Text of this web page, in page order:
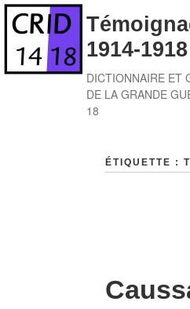
Skip
content
1914-1918
DICTIONNAIRE ET
DE LA GRANDE
18
ÉTIQUETTE :